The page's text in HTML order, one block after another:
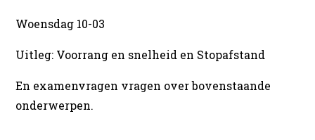
Woensdag 10-03
Uitleg: Voorrang en snelheid en Stopafstand
En examenvragen vragen over bovenstaande
onderwerpen.